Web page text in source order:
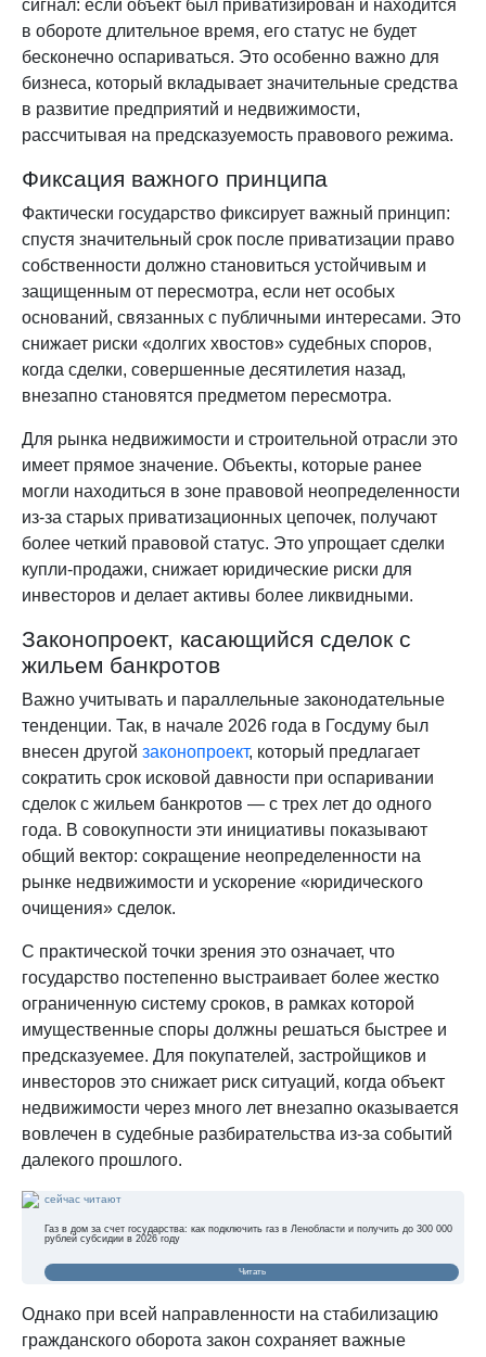
сигнал: если объект был приватизирован и находится
в обороте длительное время, его статус не будет
бесконечно оспариваться. Это особенно важно для
бизнеса, который вкладывает значительные средства
в развитие предприятий и недвижимости,
рассчитывая на предсказуемость правового режима.
Фиксация важного принципа
Фактически государство фиксирует важный принцип:
спустя значительный срок после приватизации право
собственности должно становиться устойчивым и
защищенным от пересмотра, если нет особых
оснований, связанных с публичными интересами. Это
снижает риски «долгих хвостов» судебных споров,
когда сделки, совершенные десятилетия назад,
внезапно становятся предметом пересмотра.
Для рынка недвижимости и строительной отрасли это
имеет прямое значение. Объекты, которые ранее
могли находиться в зоне правовой неопределенности
из-за старых приватизационных цепочек, получают
более четкий правовой статус. Это упрощает сделки
купли-продажи, снижает юридические риски для
инвесторов и делает активы более ликвидными.
Законопроект, касающийся сделок с
жильем банкротов
Важно учитывать и параллельные законодательные
тенденции. Так, в начале 2026 года в Госдуму был
внесен другой законопроект, который предлагает
сократить срок исковой давности при оспаривании
сделок с жильем банкротов — с трех лет до одного
года. В совокупности эти инициативы показывают
общий вектор: сокращение неопределенности на
рынке недвижимости и ускорение «юридического
очищения» сделок.
С практической точки зрения это означает, что
государство постепенно выстраивает более жестко
ограниченную систему сроков, в рамках которой
имущественные споры должны решаться быстрее и
предсказуемее. Для покупателей, застройщиков и
инвесторов это снижает риск ситуаций, когда объект
недвижимости через много лет внезапно оказывается
вовлечен в судебные разбирательства из-за событий
далекого прошлого.
сейчас читают
Газ в дом за счет государства: как подключить газ в Ленобласти и получить до 300 000
рублей субсидии в 2026 году
Читать
Однако при всей направленности на стабилизацию
гражданского оборота закон сохраняет важные